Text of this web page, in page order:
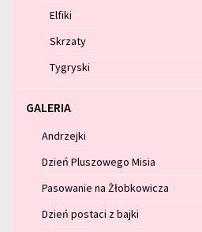
Elfiki
Skrzaty
Tygryski
GALERIA
Andrzejki
Dzień Pluszowego Misia
Pasowanie na Żłobkowicza
Dzień postaci z bajki